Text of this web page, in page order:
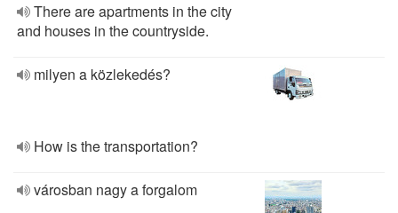
There are apartments in the city
and houses in the countryside.
milyen a közlekedés?
How is the transportation?
városban nagy a forgalom